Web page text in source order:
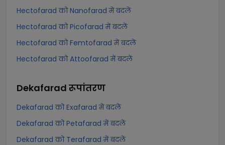
Hectofarad को Nanofarad में बदलें
Hectofarad को Picofarad में बदलें
Hectofarad को Femtofarad में बदलें
Hectofarad को Attoofarad में बदलें
Dekafarad रूपांतरण
Dekafarad को Exafarad में बदलें
Dekafarad को Petafarad में बदलें
Dekafarad को Terafarad में बदलें